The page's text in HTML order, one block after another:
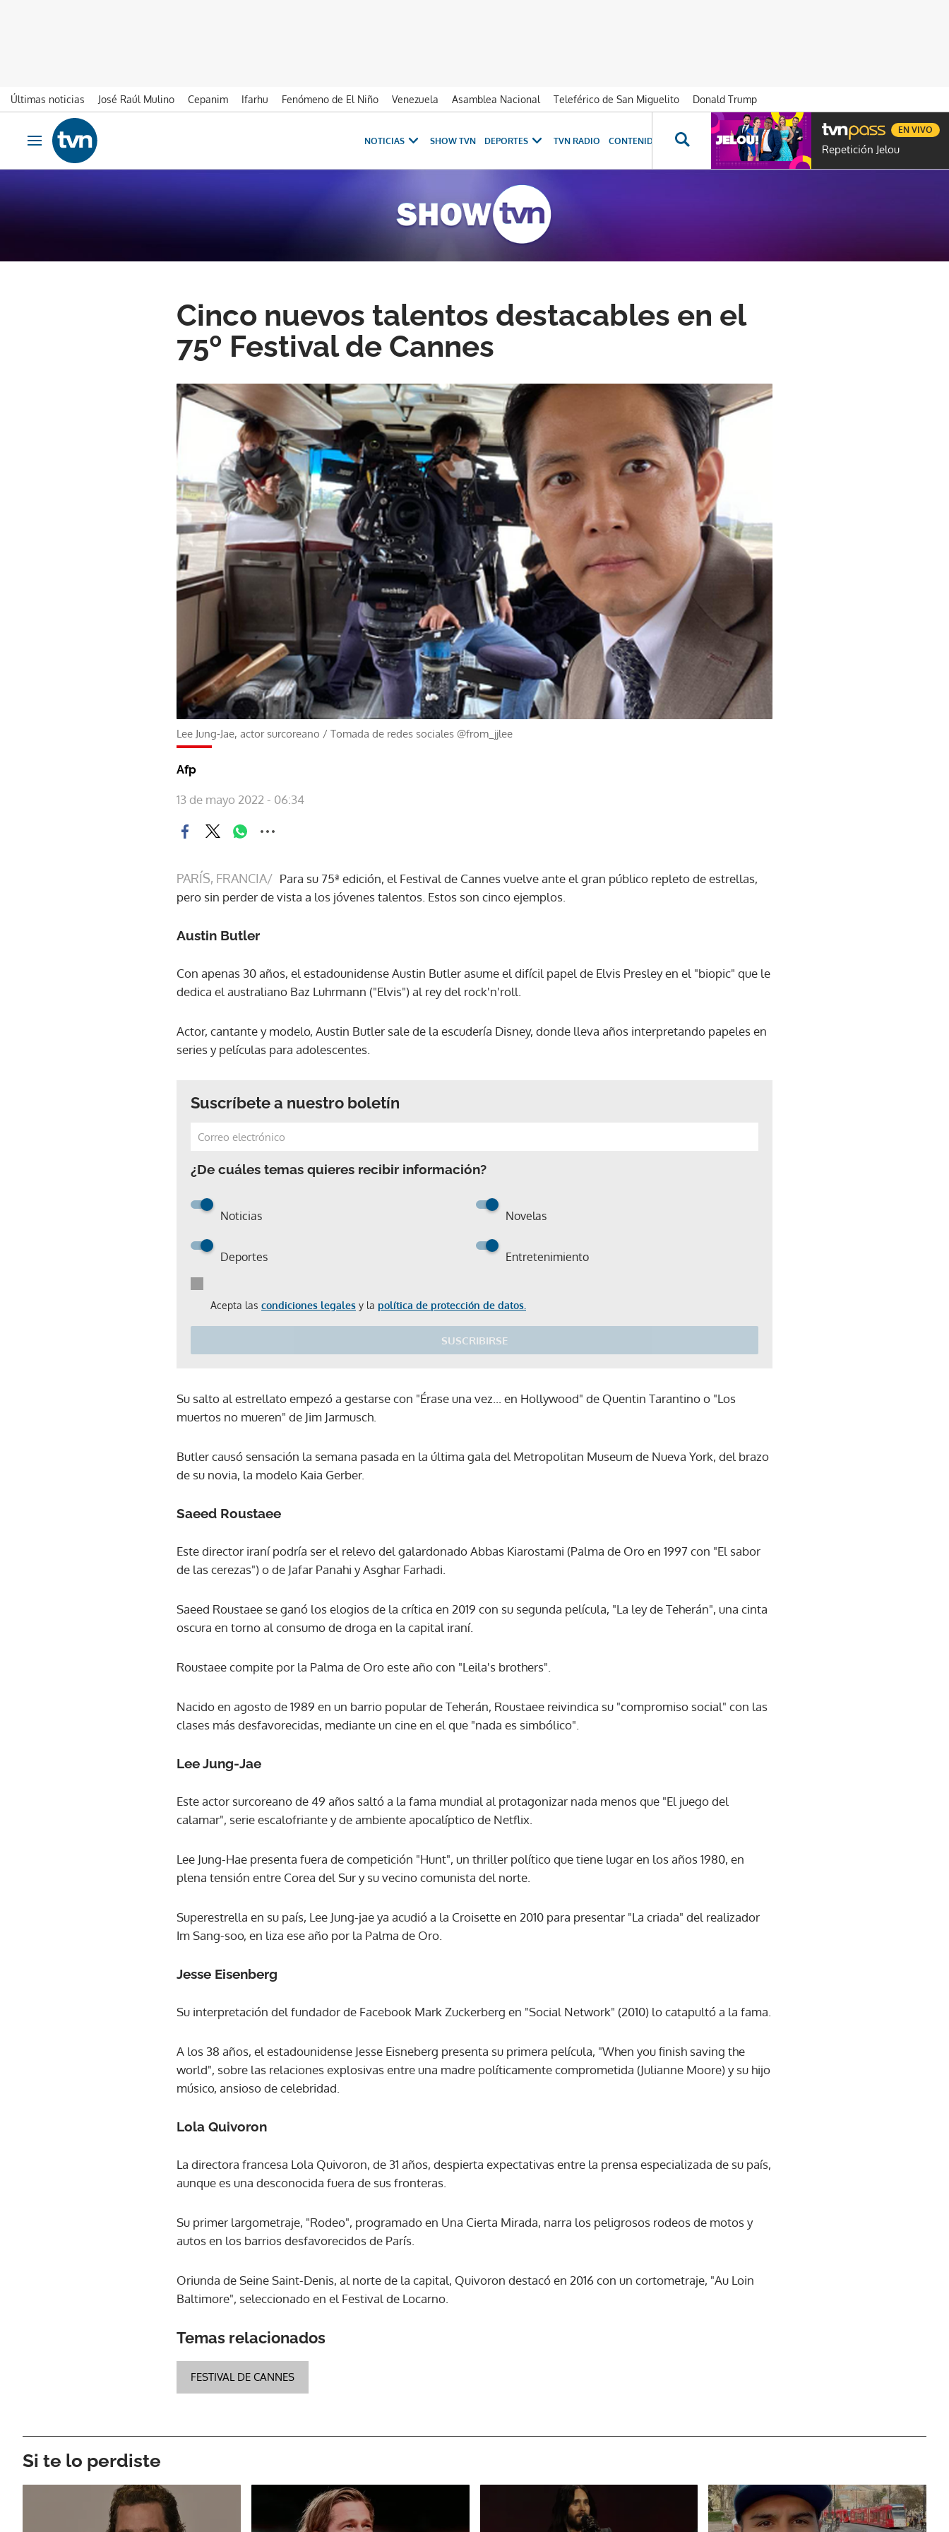
Últimas noticias José Raúl Mulino Cepanim Ifarhu Fenómeno de El Niño Venezuela Asamblea Nacional Teleférico de San Miguelito
Donald Trump
Ir al contenido
Obrir navegació
NOTICIAS SHOW TVN DEPORTES TVN RADIO CONTENIDOS ESPECIALES NOVELAS PROGRAMAS GENTE TVN
Repetición Jelou
EN VIVO
Cinco nuevos talentos destacables en el
75º Festival de Cannes
Lee Jung-Jae, actor surcoreano / Tomada de redes sociales @from_jjlee
Afp
13 de mayo 2022 - 06:34
PARÍS, FRANCIA/ Para su 75ª edición, el Festival de Cannes vuelve ante el gran público repleto de estrellas,
pero sin perder de vista a los jóvenes talentos. Estos son cinco ejemplos.
Austin Butler
Con apenas 30 años, el estadounidense Austin Butler asume el difícil papel de Elvis Presley en el "biopic" que le
dedica el australiano Baz Luhrmann ("Elvis") al rey del rock'n'roll.
Actor, cantante y modelo, Austin Butler sale de la escudería Disney, donde lleva años interpretando papeles en
series y películas para adolescentes.
Suscríbete a nuestro boletín
¿De cuáles temas quieres recibir información?
Noticias Novelas
Deportes Entretenimiento
Acepta las condiciones legales y la política de protección de datos.
SUSCRIBIRSE
Gracias por suscribirte a nuestro boletín.
Su salto al estrellato empezó a gestarse con "Érase una vez... en Hollywood" de Quentin Tarantino o "Los
muertos no mueren" de Jim Jarmusch.
Butler causó sensación la semana pasada en la última gala del Metropolitan Museum de Nueva York, del brazo
de su novia, la modelo Kaia Gerber.
Saeed Roustaee
Este director iraní podría ser el relevo del galardonado Abbas Kiarostami (Palma de Oro en 1997 con "El sabor
de las cerezas") o de Jafar Panahi y Asghar Farhadi.
Saeed Roustaee se ganó los elogios de la crítica en 2019 con su segunda película, "La ley de Teherán", una cinta
oscura en torno al consumo de droga en la capital iraní.
Roustaee compite por la Palma de Oro este año con "Leila's brothers".
Nacido en agosto de 1989 en un barrio popular de Teherán, Roustaee reivindica su "compromiso social" con las
clases más desfavorecidas, mediante un cine en el que "nada es simbólico".
Lee Jung-Jae
Este actor surcoreano de 49 años saltó a la fama mundial al protagonizar nada menos que "El juego del
calamar", serie escalofriante y de ambiente apocalíptico de Netflix.
Lee Jung-Hae presenta fuera de competición "Hunt", un thriller político que tiene lugar en los años 1980, en
plena tensión entre Corea del Sur y su vecino comunista del norte.
Superestrella en su país, Lee Jung-jae ya acudió a la Croisette en 2010 para presentar "La criada" del realizador
Im Sang-soo, en liza ese año por la Palma de Oro.
Jesse Eisenberg
Su interpretación del fundador de Facebook Mark Zuckerberg en "Social Network" (2010) lo catapultó a la fama.
A los 38 años, el estadounidense Jesse Eisneberg presenta su primera película, "When you finish saving the
world", sobre las relaciones explosivas entre una madre políticamente comprometida (Julianne Moore) y su hijo
músico, ansioso de celebridad.
Lola Quivoron
La directora francesa Lola Quivoron, de 31 años, despierta expectativas entre la prensa especializada de su país,
aunque es una desconocida fuera de sus fronteras.
Su primer largometraje, "Rodeo", programado en Una Cierta Mirada, narra los peligrosos rodeos de motos y
autos en los barrios desfavorecidos de París.
Oriunda de Seine Saint-Denis, al norte de la capital, Quivoron destacó en 2016 con un cortometraje, "Au Loin
Baltimore", seleccionado en el Festival de Locarno.
Temas relacionados
FESTIVAL DE CANNES
Si te lo perdiste